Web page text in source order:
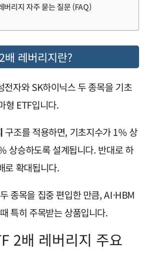
버리지 자주 묻는 질문 (FAQ)
배 레버리지란?
전자와 SK하이닉스 두 종목을 기초
형 ETF입니다.
구조를 적용하면, 기초지수가 1% 상
상승하도록 설계됩니다. 반대로 하
로 확대됩니다.
종목을 집중 편입한 만큼, AI·HBM
특히 주목받는 상품입니다.
2배 레버리지 주요